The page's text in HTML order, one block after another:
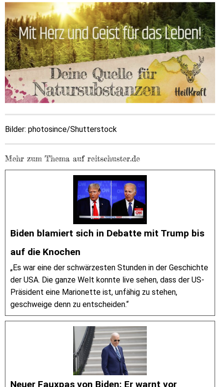
Bilder: photosince/Shutterstock
Mehr zum Thema auf reitschuster.de
Biden blamiert sich in Debatte mit Trump bis
auf die Knochen
„Es war eine der schwärzesten Stunden in der Geschichte
der USA. Die ganze Welt konnte live sehen, dass der US-
Präsident eine Marionette ist, unfähig zu stehen,
geschweige denn zu entscheiden.“
Neuer Fauxpas von Biden: Er warnt vor